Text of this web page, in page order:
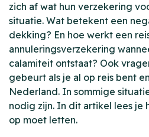
zich af wat hun verzekering
situatie. Wat betekent een
dekking? En hoe werkt een
annuleringsverzekering
calamiteit ontstaat? Ook
gebeurt als je al op reis bent
Nederland. In sommige
nodig zijn. In dit artikel lees je
op moet letten.